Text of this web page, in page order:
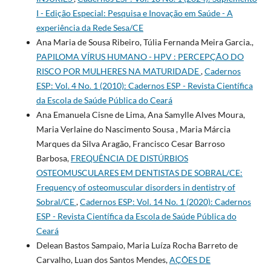
I - Edição Especial: Pesquisa e Inovação em Saúde - A
experiência da Rede Sesa/CE
Ana Maria de Sousa Ribeiro, Túlia Fernanda Meira Garcia.,
PAPILOMA VÍRUS HUMANO - HPV : PERCEPÇÃO DO
RISCO POR MULHERES NA MATURIDADE,Cadernos
ESP: Vol. 4 No. 1 (2010): Cadernos ESP - Revista Cientí­fica
da Escola de Saúde Pública do Ceará
Ana Emanuela Cisne de Lima, Ana Samylle Alves Moura,
Maria Verlaine do Nascimento Sousa , Maria Márcia
Marques da Silva Aragão, Francisco Cesar Barroso
Barbosa, FREQUÊNCIA DE DISTÚRBIOS
OSTEOMUSCULARES EM DENTISTAS DE SOBRAL/CE:
Frequency of osteomuscular disorders in dentistry of
Sobral/CE,Cadernos ESP: Vol. 14 No. 1 (2020): Cadernos
ESP - Revista Cientí­fica da Escola de Saúde Pública do
Ceará
Delean Bastos Sampaio, Maria Luíza Rocha Barreto de
Carvalho, Luan dos Santos Mendes,AÇÕES DE